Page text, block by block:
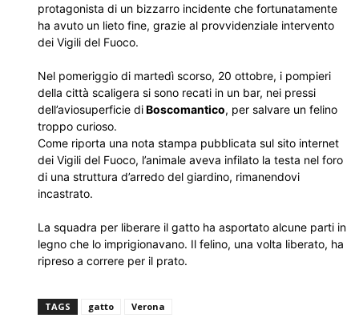
protagonista di un bizzarro incidente che fortunatamente
ha avuto un lieto fine, grazie al provvidenziale intervento
dei Vigili del Fuoco.
Nel pomeriggio di martedì scorso, 20 ottobre, i pompieri
della città scaligera si sono recati in un bar, nei pressi
dell’aviosuperficie diBoscomantico, per salvare un felino
troppo curioso.
Come riporta una nota stampa pubblicata sul sito internet
dei Vigili del Fuoco, l’animale aveva infilato la testa nel foro
di una struttura d’arredo del giardino, rimanendovi
incastrato.
La squadra per liberare il gatto ha asportato alcune parti in
legno che lo imprigionavano. Il felino, una volta liberato, ha
ripreso a correre per il prato.
TAGS gatto Verona